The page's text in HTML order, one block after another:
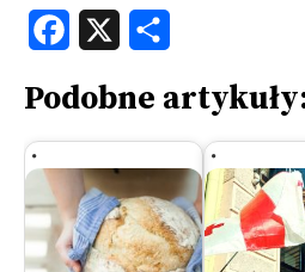
Facebook
Podobne